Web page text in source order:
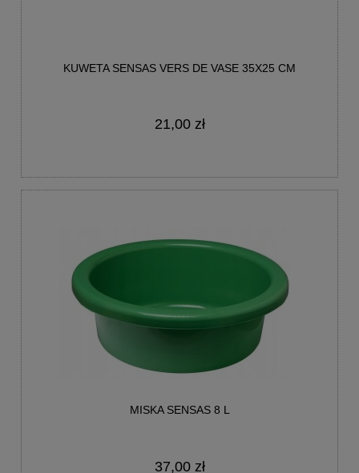
KUWETA SENSAS VERS DE VASE 35X25 CM
21,00 zł
MISKA SENSAS 8 L
37,00 zł